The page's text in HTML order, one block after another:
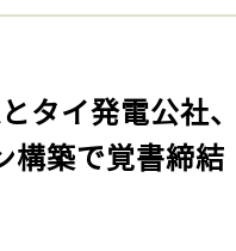
とタイ発電公社
構築で覚書締結